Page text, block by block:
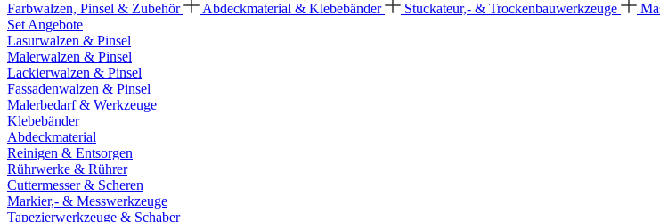
Farbwalzen, Pinsel & Zubehör
Abdeckmaterial & Klebebänder Stuckateur,- & Trockenbauwerkzeuge
Set Angebote
Lasurwalzen & Pinsel
Malerwalzen & Pinsel
Lackierwalzen & Pinsel
Fassadenwalzen & Pinsel
Malerbedarf & Werkzeuge
Klebebänder
Abdeckmaterial
Reinigen & Entsorgen
Rührwerke & Rührer
Cuttermesser & Scheren
Markier,- & Messwerkzeuge
Tapezierwerkzeuge & Schaber